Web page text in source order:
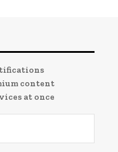
content
at once